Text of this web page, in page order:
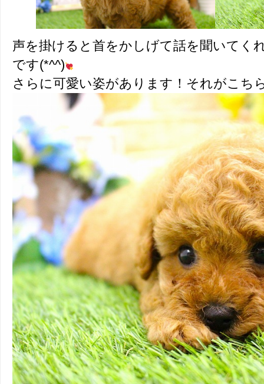
声を掛けると首をかしげて話を聞いてく
です(*^^)
さらに可愛い姿があります！それがこち